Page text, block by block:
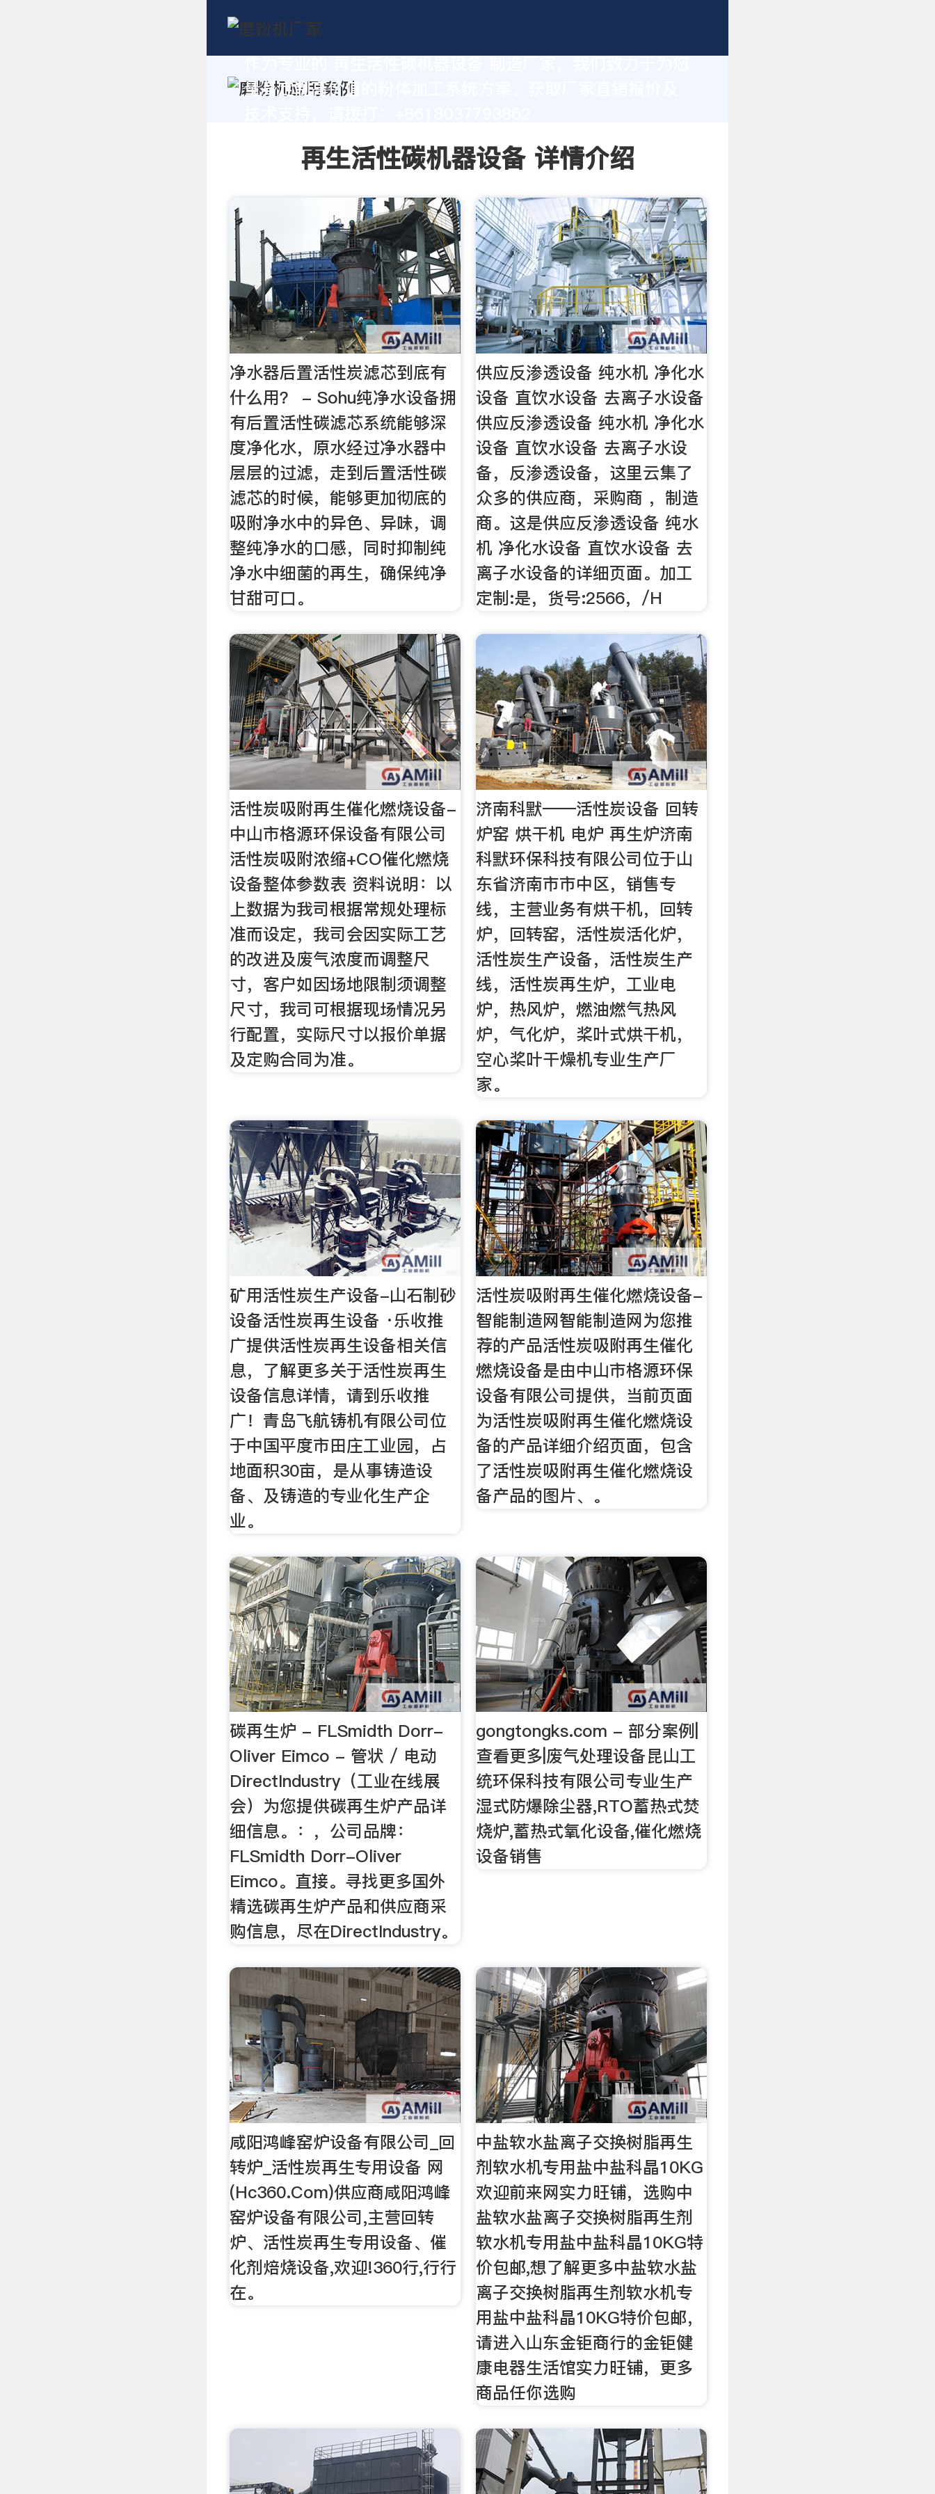
量身定制高价值的粉体加工系统方案。获取厂家直销报价及
再生活性碳机器设备 详情介绍
净水器后置活性炭滤芯到底有
什么用？ - Sohu纯净水设备拥
有后置活性碳滤芯系统能够深
度净化水，原水经过净水器中
层层的过滤，走到后置活性碳
滤芯的时候，能够更加彻底的
吸附净水中的异色、异味，调
整纯净水的口感，同时抑制纯
净水中细菌的再生，确保纯净
甘甜可口。
供应反渗透设备 纯水机 净化水
设备 直饮水设备 去离子水设备
供应反渗透设备 纯水机 净化水
设备 直饮水设备 去离子水设
备，反渗透设备，这里云集了
众多的供应商，采购商 ，制造
商。这是供应反渗透设备 纯水
机 净化水设备 直饮水设备 去
离子水设备的详细页面。加工
定制:是，货号:2566，/H
活性炭吸附再生催化燃烧设备-
中山市格源环保设备有限公司
活性炭吸附浓缩+CO催化燃烧
设备整体参数表 资料说明：以
上数据为我司根据常规处理标
准而设定，我司会因实际工艺
的改进及废气浓度而调整尺
寸，客户如因场地限制须调整
尺寸，我司可根据现场情况另
行配置，实际尺寸以报价单据
及定购合同为准。
济南科默——活性炭设备 回转
炉窑 烘干机 电炉 再生炉济南
科默环保科技有限公司位于山
东省济南市市中区，销售专
线，主营业务有烘干机，回转
炉，回转窑，活性炭活化炉，
活性炭生产设备，活性炭生产
线，活性炭再生炉，工业电
炉，热风炉，燃油燃气热风
炉，气化炉，桨叶式烘干机，
空心桨叶干燥机专业生产厂
家。
矿用活性炭生产设备-山石制砂
设备活性炭再生设备 ·乐收推
广提供活性炭再生设备相关信
息，了解更多关于活性炭再生
设备信息详情，请到乐收推
广！青岛飞航铸机有限公司位
于中国平度市田庄工业园，占
地面积30亩，是从事铸造设
备、及铸造的专业化生产企
业。
活性炭吸附再生催化燃烧设备-
智能制造网智能制造网为您推
荐的产品活性炭吸附再生催化
燃烧设备是由中山市格源环保
设备有限公司提供，当前页面
为活性炭吸附再生催化燃烧设
备的产品详细介绍页面，包含
了活性炭吸附再生催化燃烧设
备产品的图片、。
碳再生炉 - FLSmidth Dorr-
Oliver Eimco - 管状 / 电动
DirectIndustry（工业在线展
会）为您提供碳再生炉产品详
细信息。：，公司品牌：
FLSmidth Dorr-Oliver
Eimco。直接。寻找更多国外
精选碳再生炉产品和供应商采
购信息，尽在DirectIndustry。
gongtongks.com - 部分案例|
查看更多|废气处理设备昆山工
统环保科技有限公司专业生产
湿式防爆除尘器,RTO蓄热式焚
烧炉,蓄热式氧化设备,催化燃烧
设备销售
咸阳鸿峰窑炉设备有限公司_回
转炉_活性炭再生专用设备 网
(Hc360.Com)供应商咸阳鸿峰
窑炉设备有限公司,主营回转
炉、活性炭再生专用设备、催
化剂焙烧设备,欢迎!360行,行行
在。
中盐软水盐离子交换树脂再生
剂软水机专用盐中盐科晶10KG
欢迎前来网实力旺铺，选购中
盐软水盐离子交换树脂再生剂
软水机专用盐中盐科晶10KG特
价包邮,想了解更多中盐软水盐
离子交换树脂再生剂软水机专
用盐中盐科晶10KG特价包邮，
请进入山东金钜商行的金钜健
康电器生活馆实力旺铺，更多
商品任你选购